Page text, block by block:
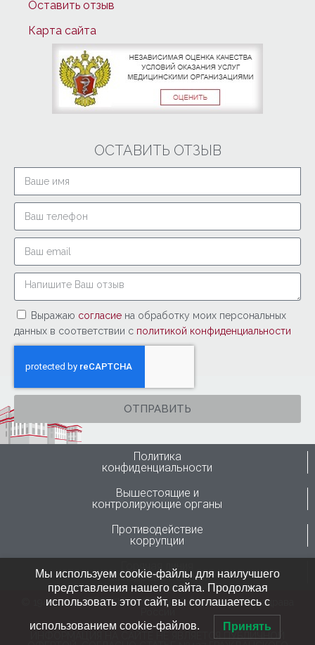
Оставить отзыв
Карта сайта
ОСТАВИТЬ ОТЗЫВ
Выражаю согласие на обработку моих персональных
данных в соответствии с политикой конфиденциальности
ОТПРАВИТЬ
Политика
конфиденциальности
Вышестоящие и
контролирующие органы
Противодействие
коррупции
Горячая линия
Минздрава России
© 1946-2024 ФГБУ “ННИИТО им. Я.Л.Цивьяна” Минздрава
ИНФОРМАЦИЯ НА САЙТЕ НЕ ЯВЛЯЕТСЯ ПУБЛИЧНОЙ
Мы используем cookie-файлы для наилучшего
представления нашего сайта. Продолжая
использовать этот сайт, вы соглашаетесь с
использованием cookie-файлов. Принять